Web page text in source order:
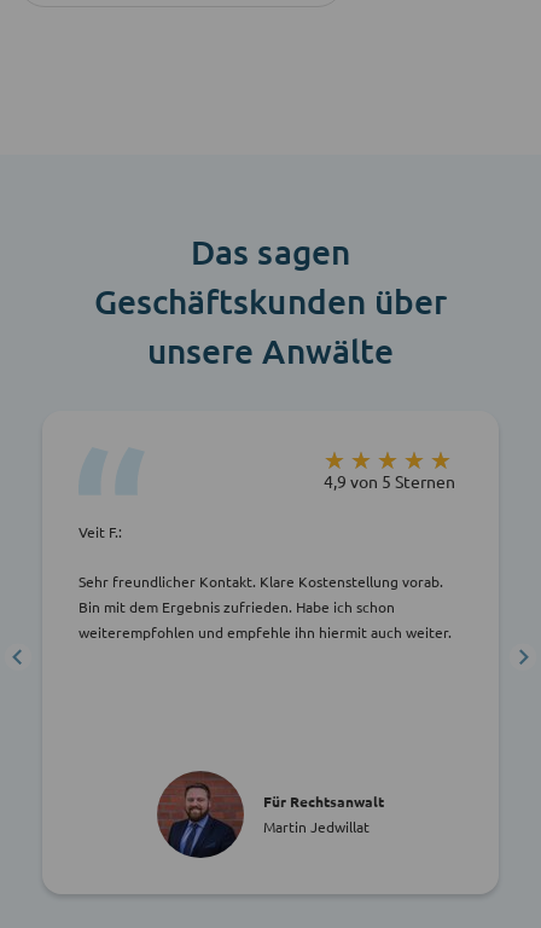
Das sagen
Geschäftskunden über
unsere Anwälte
★★★★★
★★★★★
4,9 von 5 Sternen
Veit F.:
Sehr freundlicher Kontakt. Klare Kostenstellung vorab.
Bin mit dem Ergebnis zufrieden. Habe ich schon
weiterempfohlen und empfehle ihn hiermit auch weiter.
Für Rechtsanwalt
Martin Jedwillat